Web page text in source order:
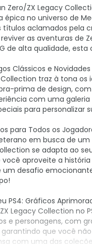
Zero/ZX Legacy
no universo de
aclamados pela
as aventuras de
de alta qualidade,
Clássicos e Novidades
traz à tona os
prima de design,
com uma
para personalizar
para Todos os
em busca de
se adapta ao
aproveite a
um desafio
PS4: Gráficos
Legacy Collection
e personagens, com
que você
com uma das